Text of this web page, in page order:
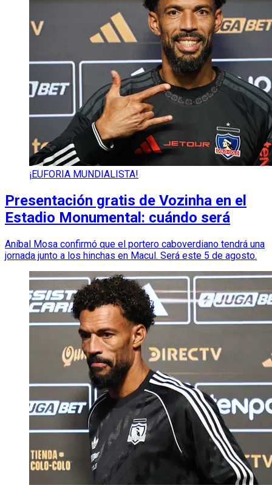
¡EUFORIA MUNDIALISTA!
Presentación gratis de Vozinha en el
Estadio Monumental: cuándo será
Aníbal Mosa confirmó que el portero caboverdiano tendrá una
jornada junto a los hinchas en Macul. Será este 5 de agosto.